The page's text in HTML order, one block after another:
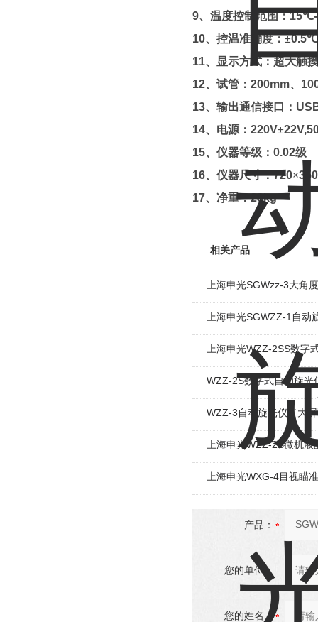
9、温度控制范围：15℃
10、控温准确度：±0.5℃
11、显示方式：超大触
12、试管： 200mm、
13、输出通信接口：
14、电源： 220V±
15、仪器等级： 0.02级
16、仪器尺寸：720×350
17、净重：28kg
相关产品
上海申光SGWzz-3大角
上海申光SGWZZ-1自动
上海申光WZZ-2SS数字
WZZ-2S数字式自动旋光
WZZ-3自动旋光仪（大
上海申光WZZ-2B微机
上海申光WXG-4目视瞄
产品：
您的单位：
您的姓名：